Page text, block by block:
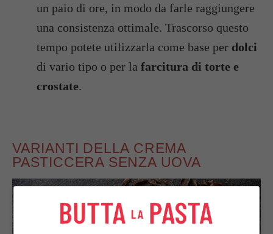
un paio di ore, in modo da farle raggiungere
una consistenza ottimale. Trascorso questo
tempo potete utilizzarla come base per dolci
di vario tipo o per la farcitura di torte e
crostate.
VARIANTI DELLA CREMA
PASTICCERA SENZA UOVA